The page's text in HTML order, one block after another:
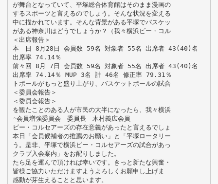
が舞台となっていて、平塚総合体育館はそのまま漫画の
するスポーツと言えるのでしょう。そんな状況を変える
中に描かれています。そんな背景がある平塚でバスケッ
がある神奈川はどうでしょうか？（我々横浜ビー・コル
＜出席報告＞
本 日 8月28日 会員数 59名 対象者 55名 出席者 43(40)名
出席率 74.14％
前々回 8月 7日 会員数 59名 対象者 55名 出席者 43(40)名
出席率 74.14％ MUP 3名 計 46名 修正率 79.31％
トボールがもっと盛り上がり、バスケットボールの試合
＜委員会報告＞
＜委員会報告＞
を観たことのある人が市民の大半になったら、我々横浜
◦会員増強委員会 委員長 木村義広会員
ビー・コルセアーズの存在意義があったと言えるでしょ
本日「会員候補者の推薦のお願い」と「平塚ロータリー
う。是非、平塚で横浜ビー・コルセアーズの試合があっ
クラブ入会案内」をお配りしました。
たら足を運んで頂ければ幸いです。きっと新たな興奮・
皆様ご協力いただけますようよろしくお願申し上げま
感動が芽生えることと思います。